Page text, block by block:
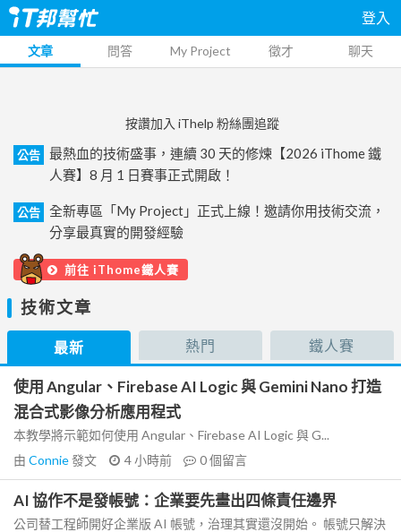
登入
文章 問答 My Project 徵才 聊天
按讚加入 iThelp 粉絲團追蹤
公告
最熱血的技術盛事，連續 30 天的修煉【2026 iThome 鐵
人賽】8 月 1 日賽事正式開啟！
公告
全新專區「My Project」正式上線！邀請你用技術交流，
分享最真實的開發經驗
前往 iThome鐵人賽
技術文章
最新 熱門 鐵人賽
使用 Angular、Firebase AI Logic 與 Gemini Nano 打造
混合式影像分析應用程式
本教學將示範如何使用 Angular、Firebase AI Logic 與 G...
由 Connie發文 4 小時前 0個留言
AI 協作不是發帳號：企業要先畫出四條責任邊界
公司替工程師開好企業版 AI 帳號，治理其實還沒開始。 帳號只解決